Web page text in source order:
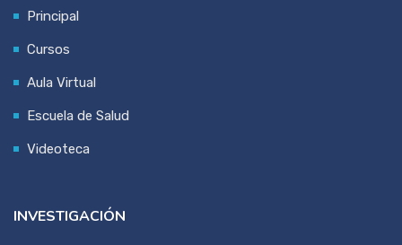
Principal
Cursos
Aula Virtual
Escuela de Salud
Videoteca
INVESTIGACIÓN